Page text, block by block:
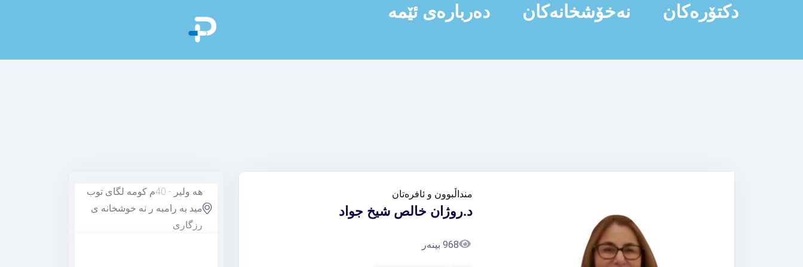
دکتۆرەکان نەخۆشخانەکان دەربارەی ئێمە
منداڵبوون و ئافرەتان
د.روژان خالص شيخ جواد
968 بینەر
هه ولير - 40م کومه لگای توب
مید به رامبه ر نه خوشخانه ی
رزگاری